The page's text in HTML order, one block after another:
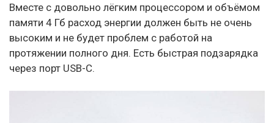
Вместе с довольно лёгким процессором и объёмом
памяти 4 Гб расход энергии должен быть не очень
высоким и не будет проблем с работой на
протяжении полного дня. Есть быстрая подзарядка
через порт USB-C.